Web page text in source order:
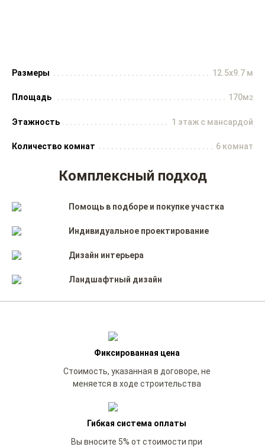
Размеры 12.5x9.7 м
Площадь 170м2
Этажность 1 этаж с мансардой
Количество комнат 6 комнат
Комплексный подход
Помощь в подборе и покупке участка
Индивидуальное проектирование
Дизайн интерьера
Ландшафтный дизайн
Фиксированная цена
Стоимость, указанная в договоре, не
меняется в ходе строительства
Гибкая система оплаты
Вы вносите 5% от стоимости при